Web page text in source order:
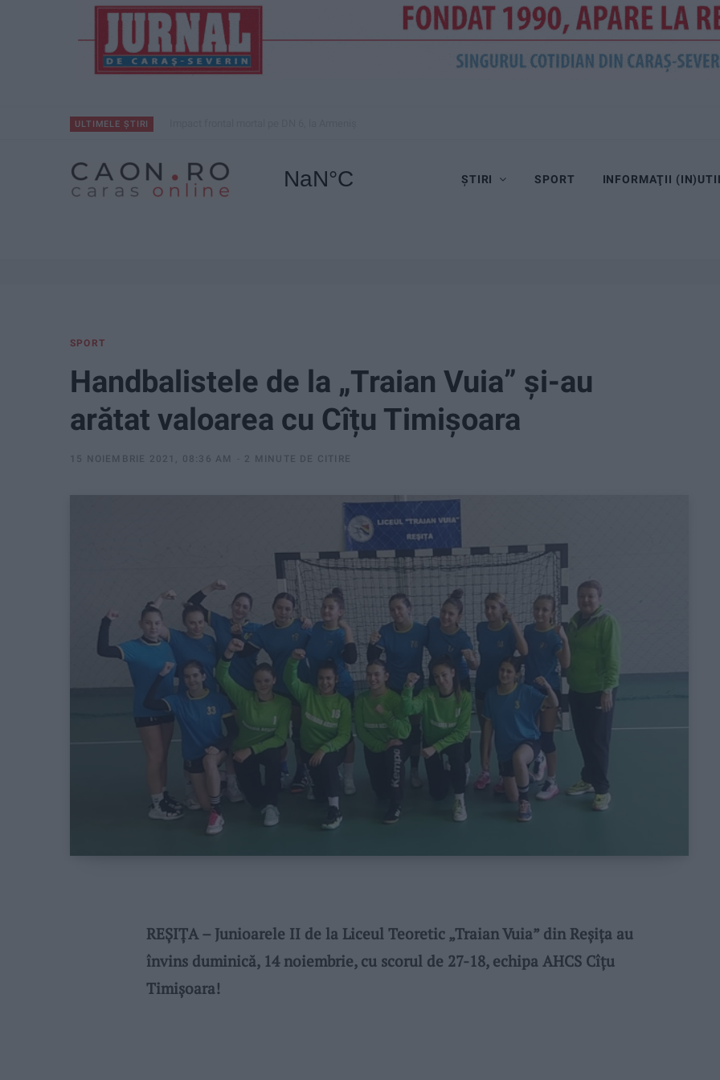
ULTIMELE ȘTIRI
ȘTIRI SPORT INFORMAŢII
SPORT
Handbalistele de la „Traian Vuia” și-au
arătat valoarea cu Cîțu Timișoara
15 NOIEMBRIE 2021, 08:36 AM 2 MINUTE DE CITIRE
REȘIȚA – Junioarele II de la Liceul Teoretic „Traian Vuia” din Reșița au
învins duminică, 14 noiembrie, cu scorul de 27-18, echipa AHCS Cîțu
Timișoara!